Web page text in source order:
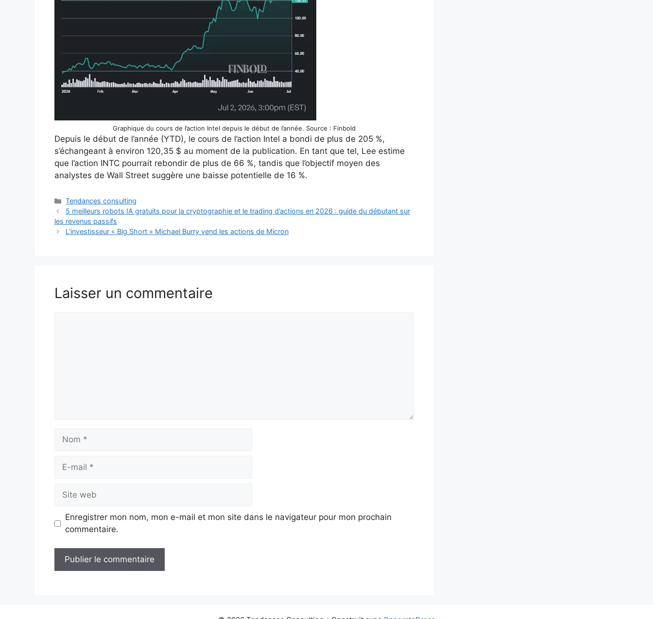
Graphique du cours de l’action Intel depuis le début de l’année. Source : Finbold
Depuis le début de l’année (YTD), le cours de l’action Intel a bondi de plus de 205 %,
s’échangeant à environ 120,35 $ au moment de la publication. En tant que tel, Lee estime
que l’action INTC pourrait rebondir de plus de 66 %, tandis que l’objectif moyen des
analystes de Wall Street suggère une baisse potentielle de 16 %.
Catégories
Tendances consulting
5 meilleurs robots IA gratuits pour la cryptographie et le trading d’actions en 2026 : guide du débutant sur
les revenus passifs
L’investisseur « Big Short » Michael Burry vend les actions de Micron
Laisser un commentaire
Nom
Site
web
Enregistrer mon nom, mon e-mail et mon site dans le navigateur pour mon prochain
commentaire.